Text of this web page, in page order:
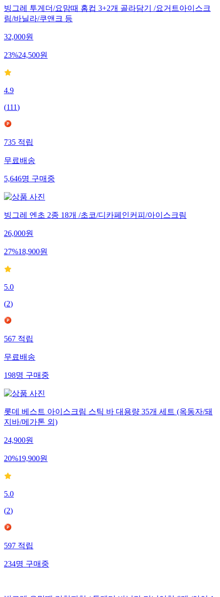
빙그레 투게더/요맘때 홈컵 3+2개 골라담기 /요거트아이스크
림/바닐라/쿠앤크 등
32,000원
23%24,500원
4.9
(111)
735적립
무료배송
5,646명구매중
빙그레 엔초 2종 18개 /초코/디카페인커피/아이스크림
26,000원
27%18,900원
5.0
(2)
567적립
무료배송
198명구매중
롯데 베스트 아이스크림 스틱 바 대용량 35개 세트 (옥동자/돼
지바/메가톤 외)
24,900원
20%19,900원
5.0
(2)
597적립
234명구매중